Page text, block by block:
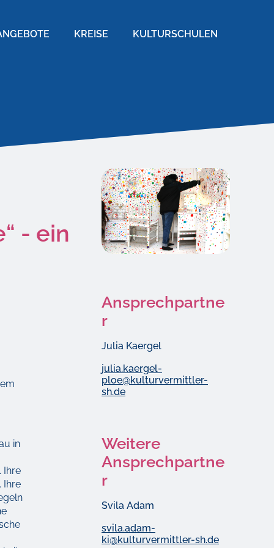
KREISE KULTURSCHULEN
- ein
in
Ihre
Ihre
Ansprechpartne
r
Julia Kaergel
julia.kaergel-
ploe@kulturvermittler-
sh.de
Weitere
Ansprechpartne
r
Svila Adam
svila.adam-
ki@kulturvermittler-sh.de